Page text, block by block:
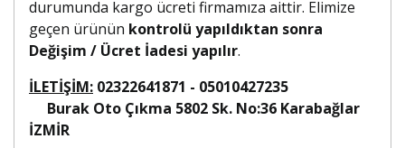
durumunda kargo ücreti firmamıza aittir. Elimize
geçen ürünün kontrolü yapıldıktan sonra
Değişim / Ücret İadesi yapılır.
İLETİŞİM: 02322641871 - 05010427235
Burak Oto Çıkma 5802 Sk. No:36 Karabağlar
İZMİR